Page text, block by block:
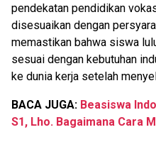
pendekatan pendidikan
disesuaikan dengan
memastikan bahwa siswa
sesuai dengan kebutuhan
ke dunia kerja setelah
BACA JUGA: Beasiswa
S1, Lho. Bagaimana Cara